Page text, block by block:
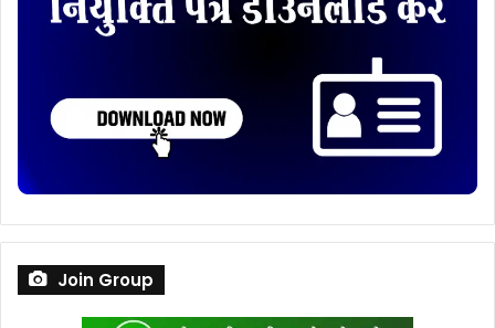
Join Group